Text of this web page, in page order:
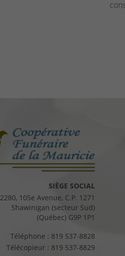
SIÈGE SOCIAL
2280, 105e Avenue, C.P. 1271
Shawinigan (secteur Sud)
(Québec) G9P 1P1
Téléphone : 819 537-8828
Télécopieur : 819 537-8829